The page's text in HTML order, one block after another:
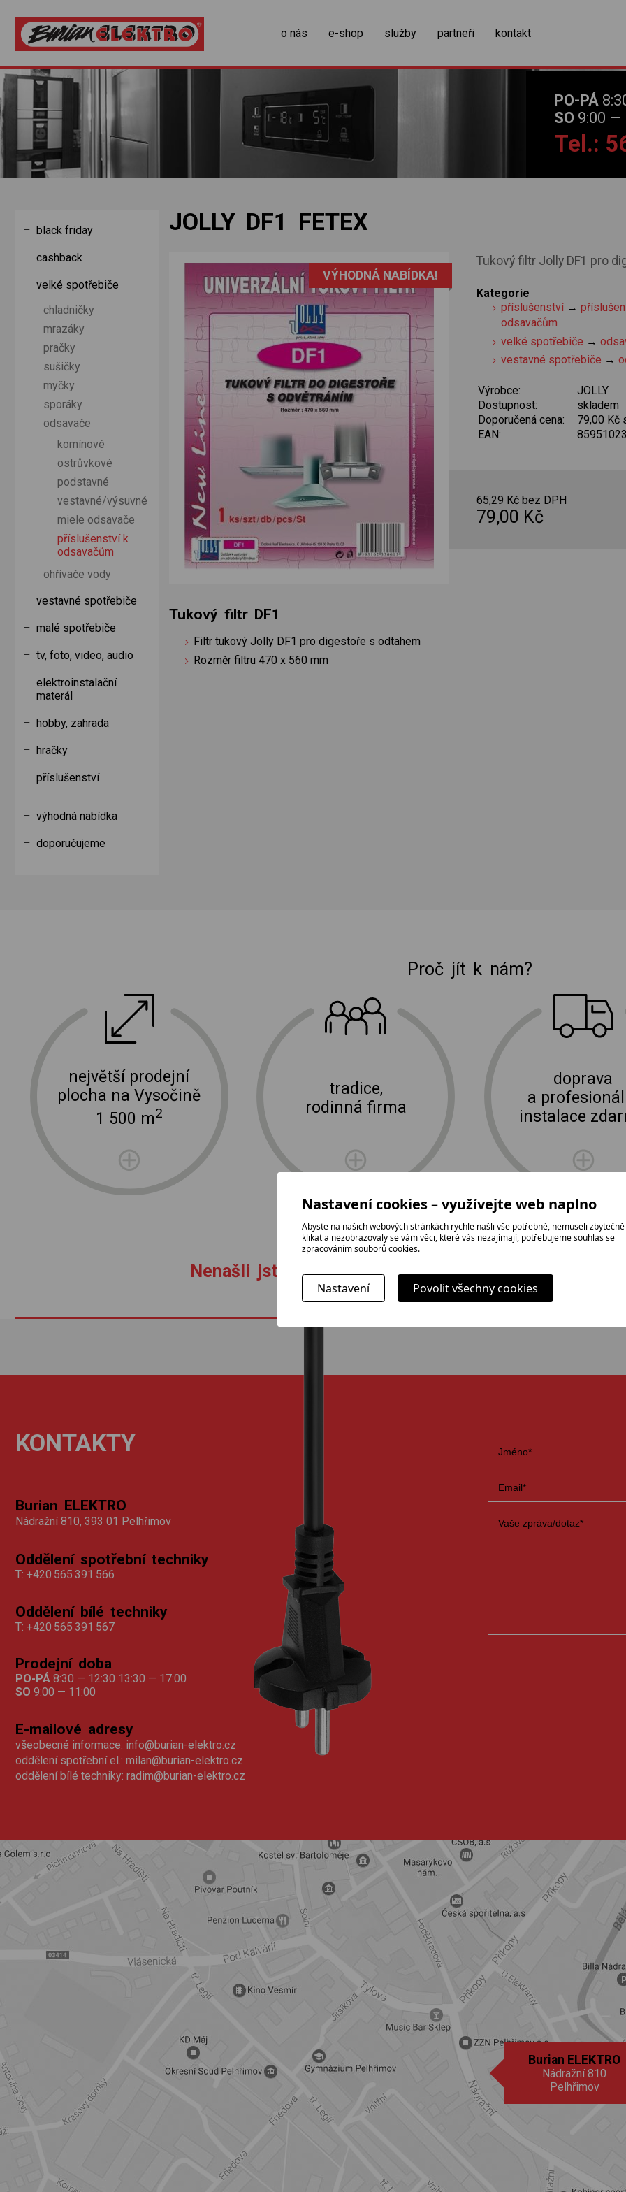
o nás e-shop služby partneři kontakt
zobrazit obsah košíku
PO-PÁ
SO 9:00 —
Tel.:
JOLLY DF1 FETEX
Tukový filtr Jolly DF1 pro
Kategorie
příslušenství→
odsavačům
velké spotřebiče →
vestavné spotřebiče →
Výrobce:
JOLLY
Dostupnost:
skladem
Doporučená cena:
79,00 Kč
EAN:
65,29 Kč bez DPH
79,00 Kč
VÝHODNÁ NABÍDKA!
Tukový filtr DF1
Filtr tukový Jolly DF1 pro digestoře s odtahem
Rozměr filtru 470 x 560 mm
black friday
cashback
velké spotřebiče
chladničky
mrazáky
pračky
sušičky
myčky
sporáky
odsavače
komínové
ostrůvkové
podstavné
vestavné/výsuvné
miele odsavače
příslušenství k
odsavačům
ohřívače vody
vestavné spotřebiče
malé spotřebiče
tv, foto, video, audio
elektroinstalační
materál
hobby, zahrada
hračky
příslušenství
výhodná nabídka
doporučujeme
Proč jít k nám?
největší prodejní
plocha na Vysočině
1 500 m2
tradice,
rodinná firma
doprava
a
instalace
doprava a instalace elektro zařízení E-shop Elektro Burian
Nenašli jste zboží, které jinde nabízejí?Neváhejte
KONTAKTY
Burian ELEKTRO
Nádražní 810, 393 01 Pelhřimov
Oddělení spotřební techniky
T: +420 565 391 566
Oddělení bílé techniky
T: +420 565 391 567
Prodejní doba
PO-PÁ 8:30 — 12:30 13:30 — 17:00
SO 9:00 — 11:00
E-mailové adresy
všeobecné informace: info@burian-elektro.cz
oddělení spotřební el.: milan@burian-elektro.cz
oddělení bílé techniky: radim@burian-elektro.cz
Burian ELEKTRO
Nádražní 810
Pelhřimov
Nastavení cookies – využívejte web naplno
Abyste na našich webových stránkách rychle našli vše potřebné, nemuseli zbytečně
klikat a nezobrazovaly se vám věci, které vás nezajímají, potřebujeme souhlas se
zpracováním souborů cookies.
Nastavení Povolit všechny cookies